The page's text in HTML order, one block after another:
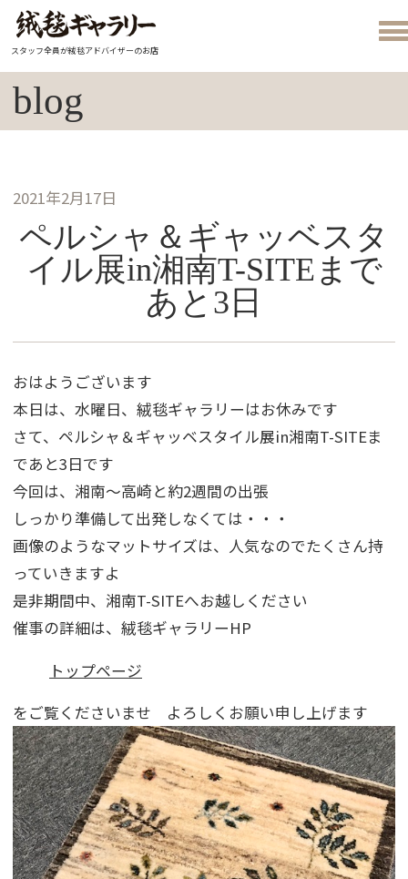
スタッフ全員が絨毯アドバイザーのお店
blog
2021年2月17日
ペルシャ＆ギャッベスタ
イル展in湘南T-SITEまで
あと3日
おはようございます
本日は、水曜日、絨毯ギャラリーはお休みです
さて、ペルシャ＆ギャッベスタイル展in湘南T-SITEま
であと3日です
今回は、湘南～高崎と約2週間の出張
しっかり準備して出発しなくては・・・
画像のようなマットサイズは、人気なのでたくさん持
っていきますよ
是非期間中、湘南T-SITEへお越しください
催事の詳細は、絨毯ギャラリーHP
トップページ
をご覧くださいませ よろしくお願い申し上げます